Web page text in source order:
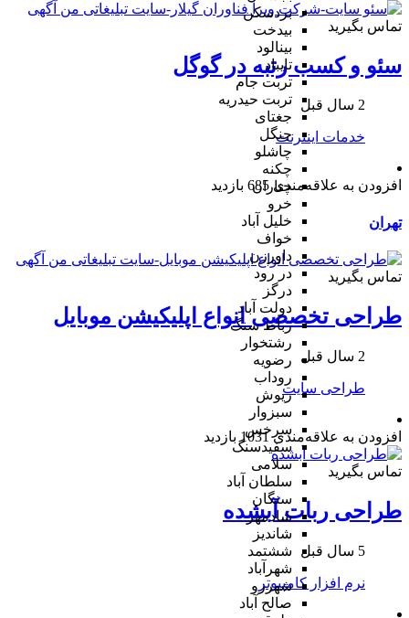
بردسکن
بیدخت
بینالود
تایباد
تربت جام
تربت حیدریه
جغتای
جنگل
چاشلو
چکنه
چناران
خرو
خلیل آباد
خواف
داورزن
در رود
درگز
دولت آباد
رباط سنگ
رشتخوار
رضویه
روداب
ریوش
سبزوار
سرخس
سفیدسنگ
سلامی
سلطان آباد
سنگان
شادمهر
شاندیز
ششتمد
شهرآباد
شهرزو
صالح آباد
تماس بگیرید
سئو و کسب رتبه در گوگل
2 سال قبل
خدمات اینترنت
افزودن به علاقه‌مندی 685 بازدید
تهران
تماس بگیرید
طراحی تخصصی انواع اپلیکیشن موبایل
2 سال قبل
طراحی سایت
افزودن به علاقه‌مندی 1031 بازدید
تماس بگیرید
طراحی ربات آبشده
5 سال قبل
نرم افزار کامپیوتر